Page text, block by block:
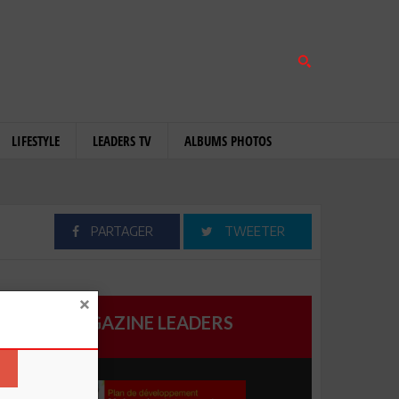
LIFESTYLE LEADERS TV ALBUMS PHOTOS
PARTAGER TWEETER
MAGAZINE LEADERS